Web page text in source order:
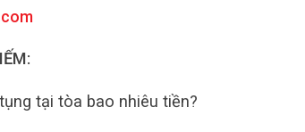
tại tòa bao nhiêu tiền?